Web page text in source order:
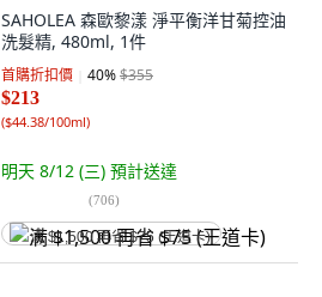
SAHOLEA 森歐黎漾 淨平衡洋甘菊控油
洗髮精, 480ml, 1件
首購折扣價 40%$355
$213
($44.38/100ml)
明天 8/12 (三) 預計送達
(706)
满 $1,500 再省 $75 (王道卡)